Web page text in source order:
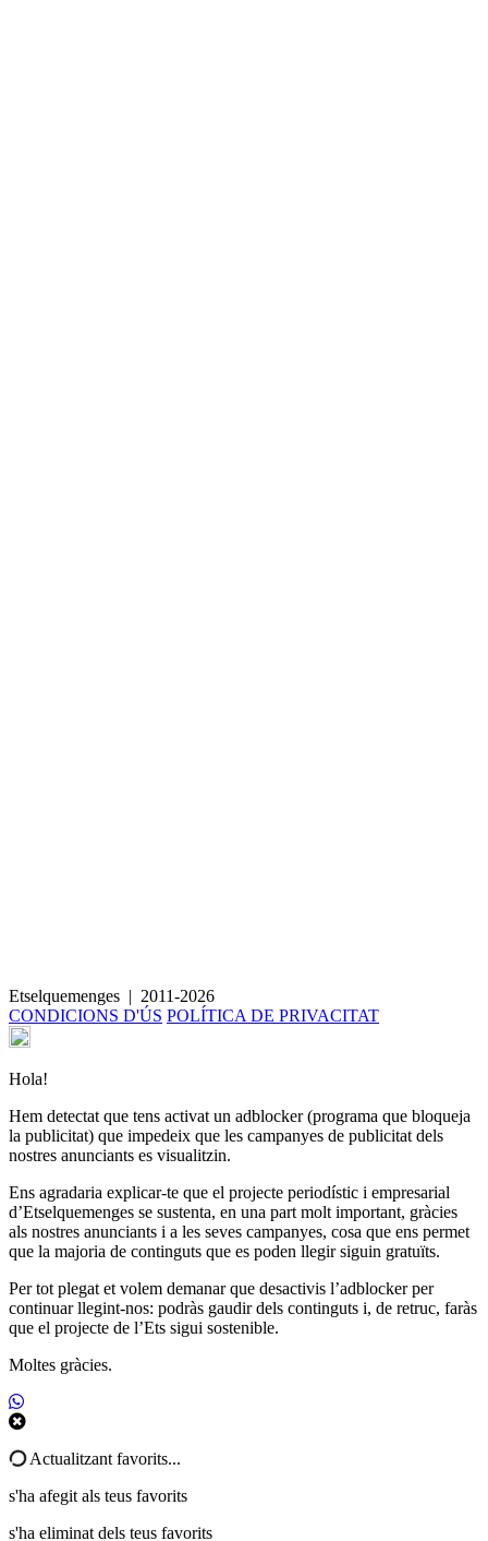
Etselquemenges | 2011-2026
CONDICIONS D'ÚS POLÍTICA DE PRIVACITAT
Hola!
Hem detectat que tens activat un adblocker (programa que bloqueja
la publicitat) que impedeix que les campanyes de publicitat dels
nostres anunciants es visualitzin.
Ens agradaria explicar-te que el projecte periodístic i empresarial
d’Etselquemenges se sustenta, en una part molt important, gràcies
als nostres anunciants i a les seves campanyes, cosa que ens permet
que la majoria de continguts que es poden llegir siguin gratuïts.
Per tot plegat et volem demanar que desactivis l’adblocker per
continuar llegint-nos: podràs gaudir dels continguts i, de retruc, faràs
que el projecte de l’Ets sigui sostenible.
Moltes gràcies.
Actualitzant favorits...
s'ha afegit als teus favorits
s'ha eliminat dels teus favorits